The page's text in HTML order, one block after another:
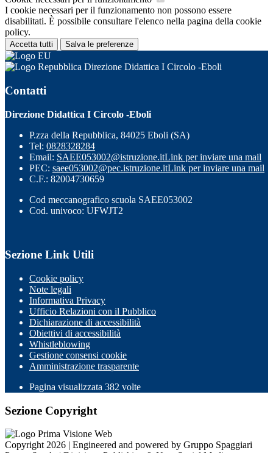
I cookie necessari per il funzionamento non possono essere
disabilitati. È possibile consultare l'elenco nella pagina della cookie
policy.
Accetta tutti Salva le preferenze
Direzione Didattica I Circolo -Eboli
Contatti
Direzione Didattica I Circolo -Eboli
P.zza della Repubblica, 84025 Eboli (SA)
Tel: 0828328284
Email: SAEE053002@istruzione.itLink per inviare una mail
PEC: saee053002@pec.istruzione.itLink per inviare una mail
C.F.: 82004730659
Cod meccanografico scuola SAEE053002
Cod. univoco: UFWJT2
Sezione Link Utili
Cookie policy
Note legali
Informativa Privacy
Ufficio Relazioni con il Pubblico
Dichiarazione di accessibilità
Obiettivi di accessibilità
Whistleblowing
Gestione consensi cookie
Amministrazione trasparente
Pagina visualizzata 382 volte
Sezione Copyright
Copyright 2026 | Engineered and powered by Gruppo Spaggiari